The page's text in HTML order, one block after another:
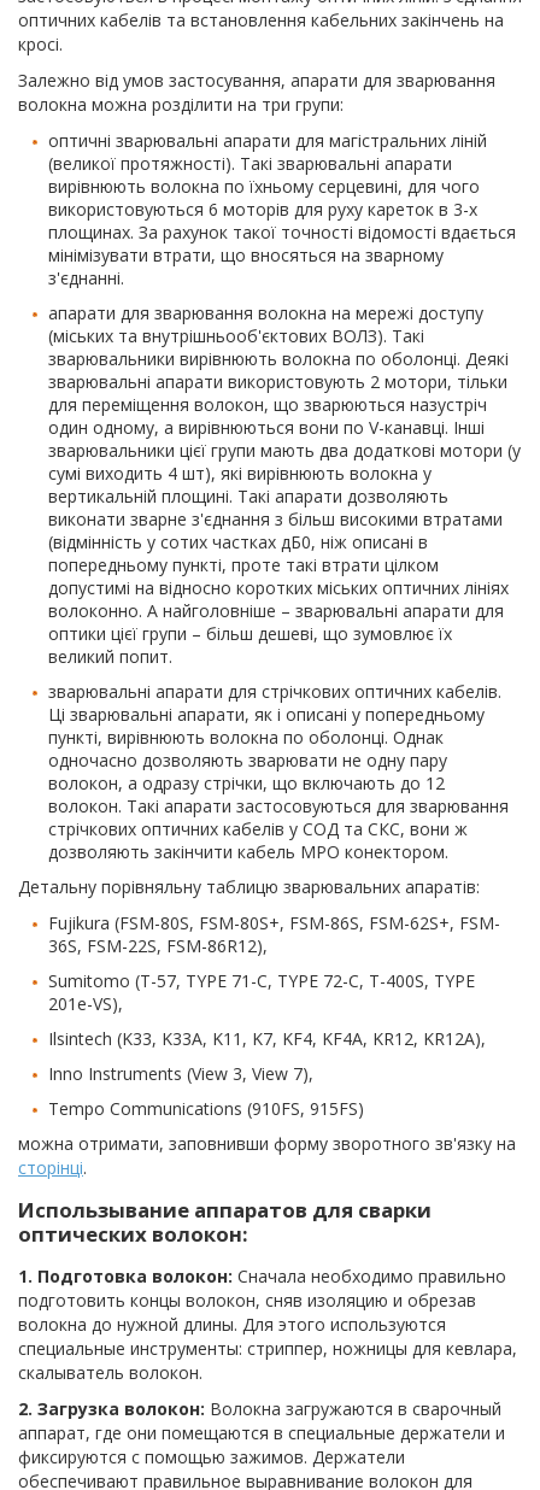
оптичних кабелів та встановлення кабельних закінчень на
кросі.
Залежно від умов застосування, апарати для зварювання
волокна можна розділити на три групи:
оптичні зварювальні апарати для магістральних ліній
(великої протяжності). Такі зварювальні апарати
вирівнюють волокна по їхньому серцевині, для чого
використовуються 6 моторів для руху кареток в 3-х
площинах. За рахунок такої точності відомості вдається
мінімізувати втрати, що вносяться на зварному
з'єднанні.
апарати для зварювання волокна на мережі доступу
(міських та внутрішньооб'єктових ВОЛЗ). Такі
зварювальники вирівнюють волокна по оболонці. Деякі
зварювальні апарати використовують 2 мотори, тільки
для переміщення волокон, що зварюються назустріч
один одному, а вирівнюються вони по V-канавці. Інші
зварювальники цієї групи мають два додаткові мотори (у
сумі виходить 4 шт), які вирівнюють волокна у
вертикальній площині. Такі апарати дозволяють
виконати зварне з'єднання з більш високими втратами
(відмінність у сотих частках дБ0, ніж описані в
попередньому пункті, проте такі втрати цілком
допустимі на відносно коротких міських оптичних лініях
волоконно. А найголовніше – зварювальні апарати для
оптики цієї групи – більш дешеві, що зумовлює їх
великий попит.
зварювальні апарати для стрічкових оптичних кабелів.
Ці зварювальні апарати, як і описані у попередньому
пункті, вирівнюють волокна по оболонці. Однак
одночасно дозволяють зварювати не одну пару
волокон, а одразу стрічки, що включають до 12
волокон. Такі апарати застосовуються для зварювання
стрічкових оптичних кабелів у СОД та СКС, вони ж
дозволяють закінчити кабель MPO конектором.
Детальну порівняльну таблицю зварювальних апаратів:
Fujikura (FSM-80S, FSM-80S+, FSM-86S, FSM-62S+, FSM-
36S, FSM-22S, FSM-86R12),
Sumitomo (T-57, TYPE 71-C, TYPE 72-C, T-400S, TYPE
201e-VS),
Ilsintech (K33, K33A, K11, K7, KF4, KF4A, KR12, KR12A),
Inno Instruments (View 3, View 7),
Tempo Communications (910FS, 915FS)
можна отримати, заповнивши форму зворотного зв'язку на
сторінці.
Использывание аппаратов для сварки
оптических волокон:
1. Подготовка волокон: Сначала необходимо правильно
подготовить концы волокон, сняв изоляцию и обрезав
волокна до нужной длины. Для этого используются
специальные инструменты: стриппер, ножницы для кевлара,
скалыватель волокон.
2. Загрузка волокон: Волокна загружаются в сварочный
аппарат, где они помещаются в специальные держатели и
фиксируются с помощью зажимов. Держатели
обеспечивают правильное выравнивание волокон для